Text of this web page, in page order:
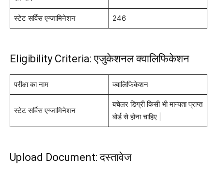
स्टेट सर्विस एग्जामिनेशन 246
Eligibility Criteria: एजुकेशनल क्वालिफिकेशन
परीक्षा का नाम क्वालिफिकेशन
स्टेट सर्विस एग्जामिनेशन
बचेलर डिग्री किसी भी मान्यता प्राप्त
बोर्ड से होना चाहिए |
Upload Document: दस्तावेज